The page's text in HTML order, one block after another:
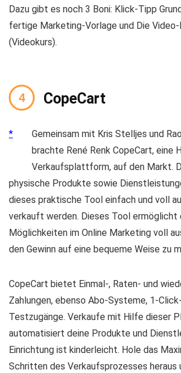
Dazu gibt es noch 3 Boni: Klick-Tipp
fertige Marketing-Vorlage und Die
(Videokurs).
CopeCart
Gemeinsam mit Kris Stelljes und
brachte René Renk CopeCart, eine
Verkaufsplattform, auf den Markt.
physische Produkte sowie
dieses praktische Tool einfach und voll
verkauft werden. Dieses Tool ermöglicht
Möglichkeiten im Online Marketing voll
den Gewinn auf eine bequeme Weise zu
CopeCart bietet Einmal-, Raten- und
Zahlungen, ebenso Abo-Systeme, 1-
Testzugänge. Verkaufe mit Hilfe dieser
automatisiert deine Produkte und
Einrichtung ist kinderleicht. Hole das
Schritten des Verkaufsprozesses heraus